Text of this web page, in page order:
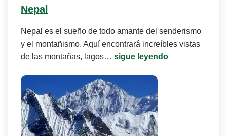
Nepal
Nepal es el sueño de todo amante del senderismo
y el montañismo. Aquí encontrará increíbles vistas
de las montañas, lagos… sigue leyendo